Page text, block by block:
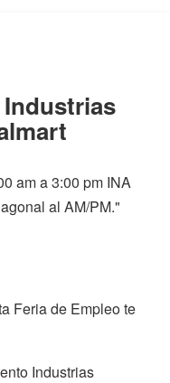
Industrias
am a 3:00 pm INA
al AM/PM."
Feria de Empleo te
Industrias